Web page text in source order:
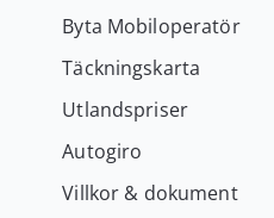
Byta Mobiloperatör
Täckningskarta
Utlandspriser
Autogiro
Villkor & dokument